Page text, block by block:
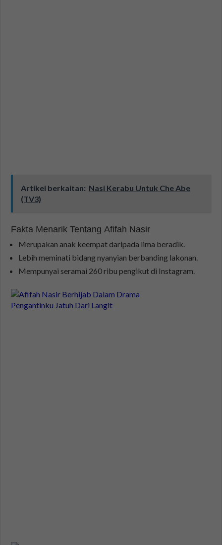
Artikel berkaitan: Nasi Kerabu Untuk Che Abe
(TV3)
Fakta Menarik Tentang Afifah Nasir
Merupakan anak keempat daripada lima beradik.
Lebih meminati bidang nyanyian berbanding lakonan.
Mempunyai seramai 260 ribu pengikut di Instagram.